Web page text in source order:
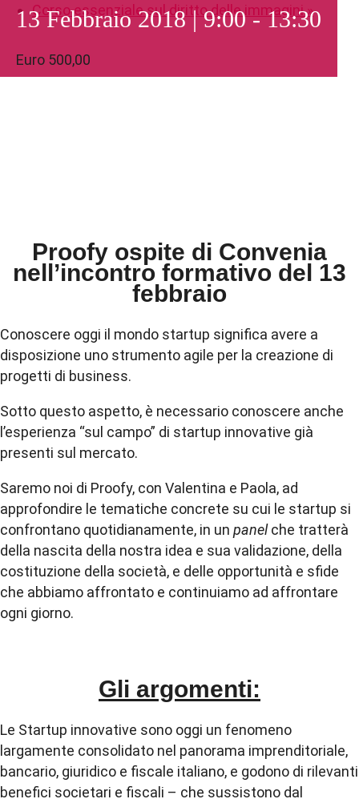
13 Febbraio 2018 | 9:00-13:30
Euro 500,00
Corso essenziale sul diritto delle immagini»
Proofy ospite di Convenia
nell’incontro formativo del 13
febbraio
Conoscere oggi il mondo startup significa avere a
disposizione uno strumento agile per la creazione di
progetti di business.
Sotto questo aspetto, è necessario conoscere anche
l’esperienza “sul campo” di startup innovative già
presenti sul mercato.
Saremo noi di Proofy, con Valentina e Paola, ad
approfondire le tematiche concrete su cui le startup si
confrontano quotidianamente, in un panelche tratterà
della nascita della nostra idea e sua validazione, della
costituzione della società, e delle opportunità e sfide
che abbiamo affrontato e continuiamo ad affrontare
ogni giorno.
Gli argomenti:
Le Startup innovative sono oggi un fenomeno
largamente consolidato nel panorama imprenditoriale,
bancario, giuridico e fiscale italiano, e godono di rilevanti
benefici societari e fiscali – che sussistono dal